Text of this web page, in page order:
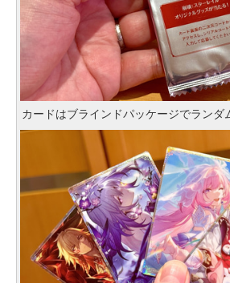
カードはブラインドパッケージでランダ